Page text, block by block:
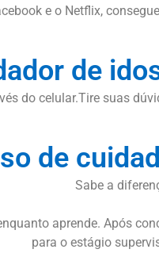
e o Netflix,
de
do celular.Tire suas
de
Sabe a
aprende. Após
para o estágio